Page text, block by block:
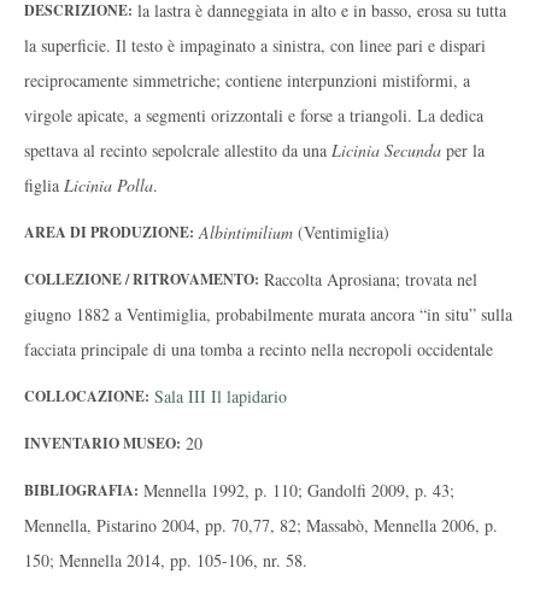
DESCRIZIONE: la lastra è danneggiata in alto e in basso, erosa su tutta
la superficie. Il testo è impaginato a sinistra, con linee pari e dispari
reciprocamente simmetriche; contiene interpunzioni mistiformi, a
virgole apicate, a segmenti orizzontali e forse a triangoli. La dedica
spettava al recinto sepolcrale allestito da una Licinia Secunda per la
figlia Licinia Polla.
AREA DI PRODUZIONE: Albintimilium (Ventimiglia)
COLLEZIONE / RITROVAMENTO: Raccolta Aprosiana; trovata nel
giugno 1882 a Ventimiglia, probabilmente murata ancora “in situ” sulla
facciata principale di una tomba a recinto nella necropoli occidentale
COLLOCAZIONE: Sala III Il lapidario
INVENTARIO MUSEO: 20
BIBLIOGRAFIA: Mennella 1992, p. 110; Gandolfi 2009, p. 43;
Mennella, Pistarino 2004, pp. 70,77, 82; Massabò, Mennella 2006, p.
150; Mennella 2014, pp. 105-106, nr. 58.